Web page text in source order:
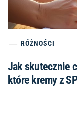
RÓŻNOŚCI
Jak skutecznie
które kremy z